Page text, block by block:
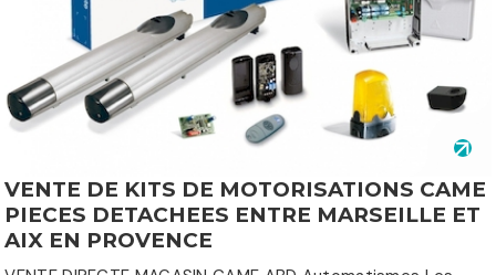
VENTE DE KITS DE MOTORISATIONS CAME
PIECES DETACHEES ENTRE MARSEILLE ET
AIX EN PROVENCE